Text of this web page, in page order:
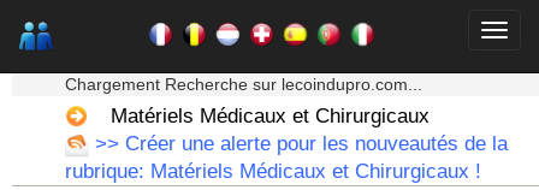
Chargement Recherche sur lecoindupro.com...
Matériels Médicaux et Chirurgicaux
>> Créer une alerte pour les nouveautés de la
rubrique: Matériels Médicaux et Chirurgicaux !
Lorraine
Mayotte
Midi Pyrenees - Espagne -
Portugal
Nord Pas de Calais - Belgique -
Pays Bas